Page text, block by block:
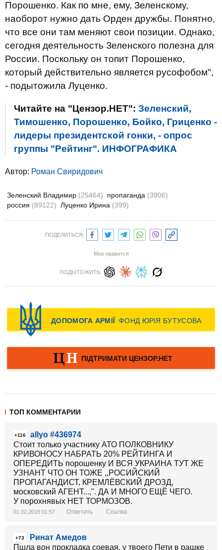
Порошенко. Как по мне, ему, Зеленскому,
наоборот нужно дать Орден дружбы. Понятно,
что все они там меняют свои позиции. Однако,
сегодня деятельность Зеленского полезна для
России. Поскольку он топит Порошенко,
который действительно является русофобом",
- подытожила Луценко.
Читайте на "Цензор.НЕТ": Зеленский,
Тимошенко, Порошенко, Бойко, Гриценко -
лидеры президентской гонки, - опрос
группы "Рейтинг". ИНФОГРАФИКА
Автор: Роман Свиридович
Зеленский Владимир (25464) пропаганда (3906)
россия (89122) Луценко Ирина (399)
ПОДЕЛИТЬСЯ:
Мне нравится
ПОДЫТОЖИТЬ:
ТОП КОММЕНТАРИИ
+116
allyo #436974
Стоит только участнику АТО ПОЛКОВНИКУ
КРИВОНОСУ НАБРАТЬ 20% РЕЙТИНГА И
ОПЕРЕДИТЬ порошенку И ВСЯ УКРАИНА ТУТ ЖЕ
УЗНАНТ ЧТО ОН ТОЖЕ ,,РОСИЙСКИЙ
ПРОПАГАНДИСТ, КРЕМЛЁВСКИЙ ДРОЗД,
московский АГЕНТ...,". ДА И МНОГО ЕЩЁ ЧЕГО.
У порохнявых НЕТ ТОРМОЗОВ.
01.02.2019 01:57 Ответить Ссылка
+73
Ринат Амедов
Пшла вон прокладка соевая, у твоего Пети в рашке